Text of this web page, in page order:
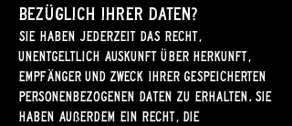
bezüglich Ihrer Daten?
Sie haben jederzeit das Recht,
unentgeltlich Auskunft über Herkunft,
Empfänger und Zweck Ihrer gespeicherten
personenbezogenen Daten zu erhalten. Sie
haben außerdem ein Recht, die